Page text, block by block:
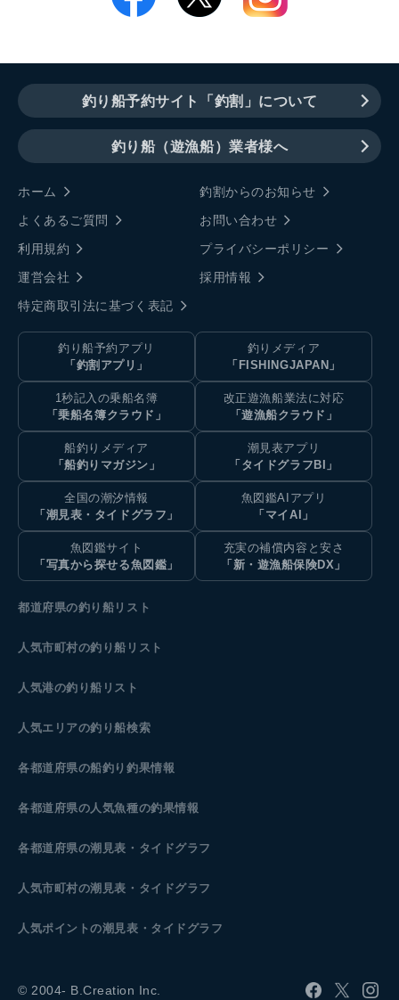
釣り船予約サイト「釣割」について
釣り船（遊漁船）業者様へ
ホーム
釣割からのお知らせ
よくあるご質問
お問い合わせ
利用規約
プライバシーポリシー
運営会社
採用情報
特定商取引法に基づく表記
釣り船予約アプリ
「釣割アプリ」
釣りメディア
「FISHINGJAPAN」
1秒記入の乗船名簿
「乗船名簿クラウド」
改正遊漁船業法に対応
「遊漁船クラウド」
船釣りメディア
「船釣りマガジン」
潮見表アプリ
「タイドグラフBI」
全国の潮汐情報
「潮見表・タイドグラフ」
魚図鑑AIアプリ
「マイAI」
魚図鑑サイト
「写真から探せる魚図鑑」
充実の補償内容と安さ
「新・遊漁船保険DX」
都道府県の釣り船リスト
人気市町村の釣り船リスト
人気港の釣り船リスト
人気エリアの釣り船検索
各都道府県の船釣り釣果情報
各都道府県の人気魚種の釣果情報
各都道府県の潮見表 ・タイドグラフ
人気市町村の潮見表・タイドグラフ
人気ポイントの潮見表・タイドグラフ
© 2004- B.Creation Inc.